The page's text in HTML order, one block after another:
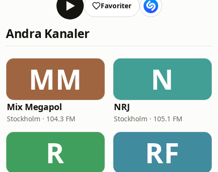
Favoriter
Andra Kanaler
MM
Mix Megapol
Stockholm · 104.3 FM
N
NRJ
Stockholm · 105.1 FM
R RF